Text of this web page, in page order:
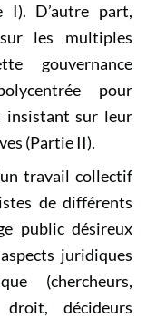
I). D’autre part,
les multiples
gouvernance
pour
insistant sur leur
(Partie II).
travail collectif
de différents
public désireux
juridiques
(chercheurs,
décideurs